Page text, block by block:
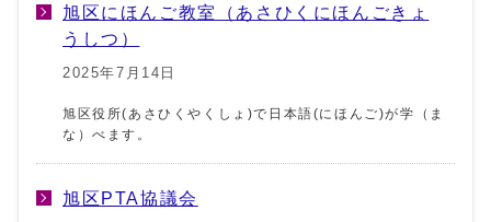
旭区にほんご教室（あさひくにほんごきょ
うしつ）
2025年7月14日
旭区役所(あさひくやくしょ)で日本語(にほんご)が学（ま
な）べます。
旭区PTA協議会